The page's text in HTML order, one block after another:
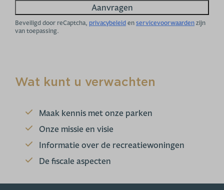
Aanvragen
Beveiligd door reCaptcha,privacybeleidenservicevoorwaardenzijn
van toepassing.
Wat kunt u verwachten
Maak kennis met onze parken
Onze missie en visie
Informatie over de recreatiewoningen
De fiscale aspecten